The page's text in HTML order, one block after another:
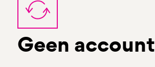
Geen account